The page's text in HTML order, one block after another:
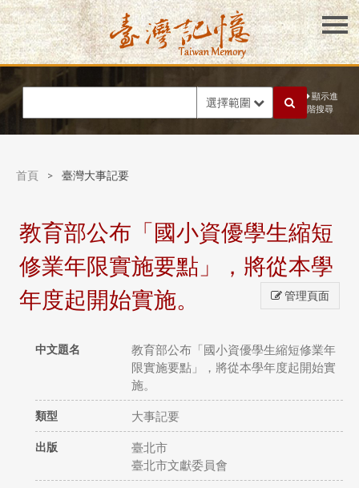
選擇範圍
顯示進
階搜尋
首頁 > 臺灣大事記要
教育部公布「國小資優學生縮短
修業年限實施要點」，將從本學
年度起開始實施。
管理頁面
中文題名
教育部公布「國小資優學生縮短修業年
限實施要點」，將從本學年度起開始實
施。
類型 大事記要
出版
臺北市
臺北市文獻委員會